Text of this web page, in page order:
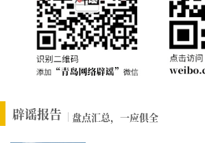
辟谣报告 盘点汇总，一应俱全